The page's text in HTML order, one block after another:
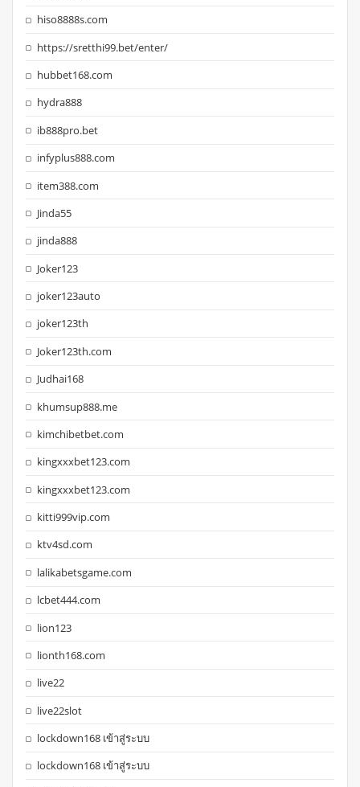
hiso8888s.com
https://sretthi99.bet/enter/
hubbet168.com
hydra888
ib888pro.bet
infyplus888.com
item388.com
Jinda55
jinda888
Joker123
joker123auto
joker123th
Joker123th.com
Judhai168
khumsup888.me
kimchibetbet.com
kingxxxbet123.com
kingxxxbet123.com
kitti999vip.com
ktv4sd.com
lalikabetsgame.com
lcbet444.com
lion123
lionth168.com
live22
live22slot
lockdown168 เข้าสู่ระบบ
lockdown168 เข้าสู่ระบบ